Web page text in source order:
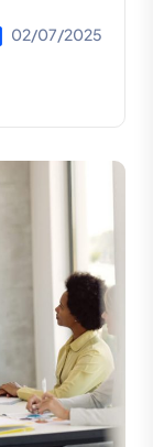
02/07/2025